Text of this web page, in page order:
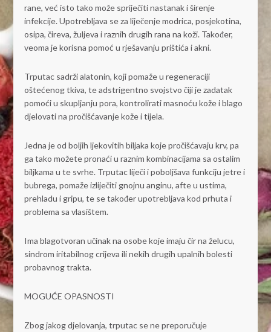
rane, već isto tako može spriječiti nastanak i širenje
infekcije. Upotrebljava se za liječenje modrica, posjekotina,
osipa, čireva, žuljeva i raznih drugih rana na koži. Također,
veoma je korisna pomoć u rješavanju prištića i akni.
Trputac sadrži alatonin, koji pomaže u regeneraciji
oštećenog tkiva, te adstrigentno svojstvo čiji je zadatak
pomoći u skupljanju pora, kontrolirati masnoću kože i blago
djelovati na pročišćavanje kože i tijela.
Jedna je od boljih ljekovitih biljaka koje pročišćavaju krv, pa
ga tako možete pronaći u raznim kombinacijama sa ostalim
biljkama u te svrhe. Trputac liječi i poboljšava funkciju jetre i
bubrega, pomaže izliječiti gnojnu anginu, afte u ustima,
prehladu i gripu, te se također upotrebljava kod prhuta i
problema sa vlasištem.
Ima blagotvoran učinak na osobe koje imaju čir na želucu,
sindrom iritabilnog crijeva ili nekih drugih upalnih bolesti
probavnog trakta.
MOGUĆE OPASNOSTI
Zbog jakog djelovanja, trputac se ne preporučuje